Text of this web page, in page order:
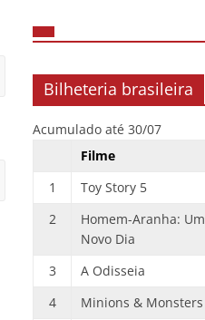
Bilheteria brasileira
Acumulado até 30/07
Filme
1
Toy Story 5
2
Homem-Aranha: Um
Novo Dia
3 A Odisseia
4
Minions & Monsters